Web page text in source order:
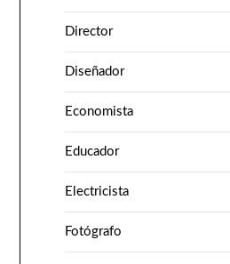
Director
Diseñador
Economista
Educador
Electricista
Fotógrafo